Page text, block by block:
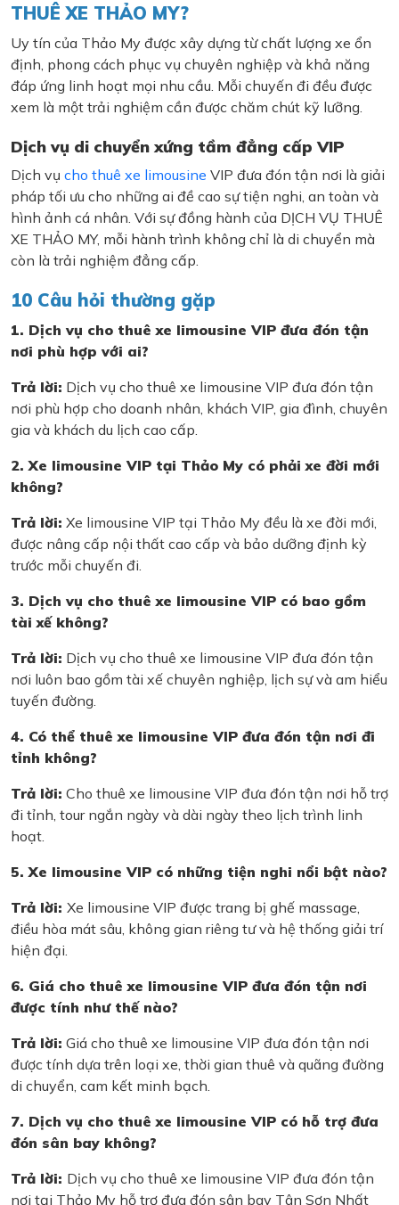
THUÊ XE THẢO MY?
Uy tín của Thảo My được xây dựng từ chất lượng xe ổn
định, phong cách phục vụ chuyên nghiệp và khả năng
đáp ứng linh hoạt mọi nhu cầu. Mỗi chuyến đi đều được
xem là một trải nghiệm cần được chăm chút kỹ lưỡng.
Dịch vụ di chuyển xứng tầm đẳng cấp VIP
Dịch vụ cho thuê xe limousine VIP đưa đón tận nơi là giải
pháp tối ưu cho những ai đề cao sự tiện nghi, an toàn và
hình ảnh cá nhân. Với sự đồng hành của DỊCH VỤ THUÊ
XE THẢO MY, mỗi hành trình không chỉ là di chuyển mà
còn là trải nghiệm đẳng cấp.
10 Câu hỏi thường gặp
1. Dịch vụ cho thuê xe limousine VIP đưa đón tận
nơi phù hợp với ai?
Trả lời: Dịch vụ cho thuê xe limousine VIP đưa đón tận
nơi phù hợp cho doanh nhân, khách VIP, gia đình, chuyên
gia và khách du lịch cao cấp.
2. Xe limousine VIP tại Thảo My có phải xe đời mới
không?
Trả lời: Xe limousine VIP tại Thảo My đều là xe đời mới,
được nâng cấp nội thất cao cấp và bảo dưỡng định kỳ
trước mỗi chuyến đi.
3. Dịch vụ cho thuê xe limousine VIP có bao gồm
tài xế không?
Trả lời: Dịch vụ cho thuê xe limousine VIP đưa đón tận
nơi luôn bao gồm tài xế chuyên nghiệp, lịch sự và am hiểu
tuyến đường.
4. Có thể thuê xe limousine VIP đưa đón tận nơi đi
tỉnh không?
Trả lời: Cho thuê xe limousine VIP đưa đón tận nơi hỗ trợ
đi tỉnh, tour ngắn ngày và dài ngày theo lịch trình linh
hoạt.
5. Xe limousine VIP có những tiện nghi nổi bật nào?
Trả lời: Xe limousine VIP được trang bị ghế massage,
điều hòa mát sâu, không gian riêng tư và hệ thống giải trí
hiện đại.
6. Giá cho thuê xe limousine VIP đưa đón tận nơi
được tính như thế nào?
Trả lời: Giá cho thuê xe limousine VIP đưa đón tận nơi
được tính dựa trên loại xe, thời gian thuê và quãng đường
di chuyển, cam kết minh bạch.
7. Dịch vụ cho thuê xe limousine VIP có hỗ trợ đưa
đón sân bay không?
Trả lời: Dịch vụ cho thuê xe limousine VIP đưa đón tận
nơi tại Thảo My hỗ trợ đưa đón sân bay Tân Sơn Nhất